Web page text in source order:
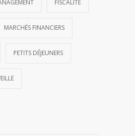
FISCALITÉ
MARCHÉS FINANCIERS
PETITS DÉJEUNERS